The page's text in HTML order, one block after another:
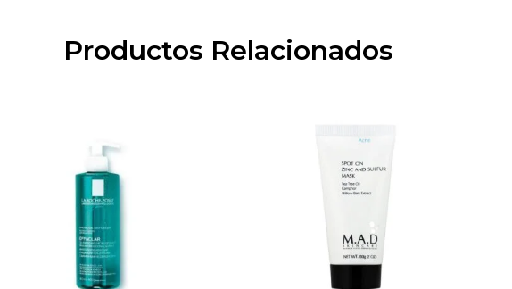
Productos Relacionados